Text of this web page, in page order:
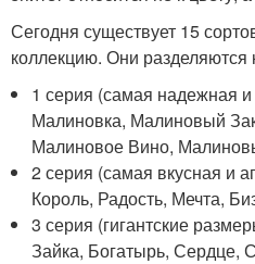
Сегодня существует 15
коллекцию. Они разделяются
1 серия (самая надежная
Малиновка, Малиновый
Малиновое Вино,
2 серия (самая вкусная и
Король, Радость, Мечта,
3 серия (гигантские
Зайка, Богатырь, Сердце,